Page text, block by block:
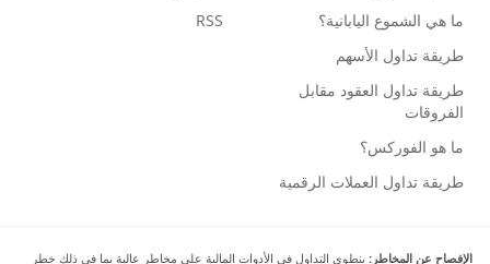
ما هي الشموع اليابانية؟
طريقة تداول الأسهم
طريقة تداول العقود مقابل
الفروقات
ما هو الفوركس؟
طريقة تداول العملات الرقمية
RSS
الإفصاح عن المخاطر: ينطوي التداول في الأدوات المالية على مخاطر عالية بما في ذلك خطر